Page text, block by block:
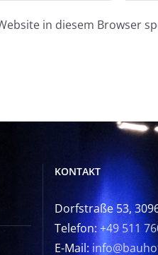
in diesem Browser
KONTAKT
Dorfstraße 53,
Telefon: +49 511
E-Mail: